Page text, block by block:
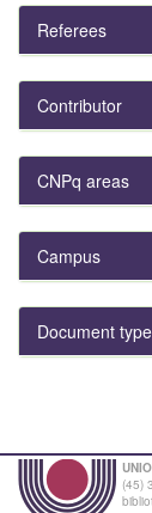
Referees
Contributor
CNPq areas
Campus
Document type
(45)